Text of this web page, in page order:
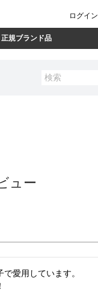
ログイン
正規ブランド品
ュー
愛用しています。